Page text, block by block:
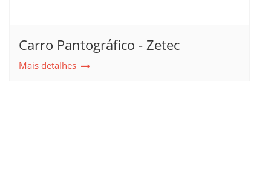
Carro Pantográfico - Zetec
Mais detalhes